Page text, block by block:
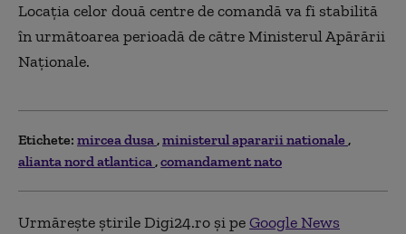
Locația celor două centre de comandă va fi stabilită
în următoarea perioadă de către Ministerul Apărării
Naționale.
Etichete: mircea dusa ministerul apararii nationale
alianta nord atlantica comandament nato
Urmărește știrile Digi24.ro și peGoogle News